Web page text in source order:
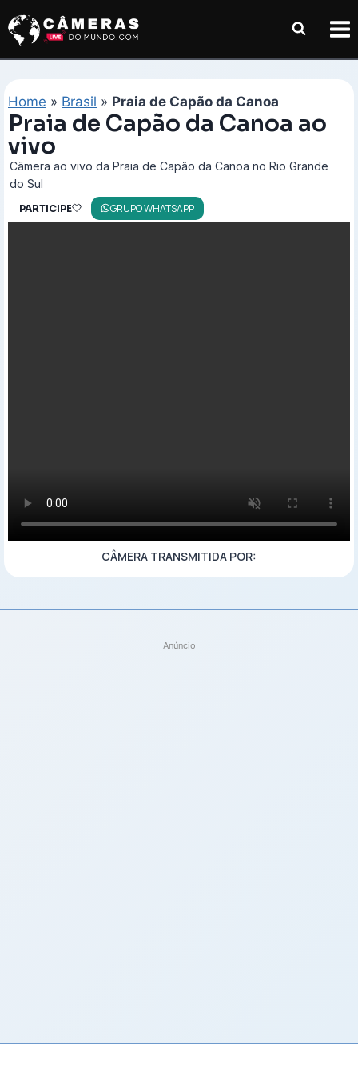
para
Home » Brasil » Praia de Capão da Canoa
Praia de Capão da Canoa ao
vivo
Câmera ao vivo da Praia de Capão da Canoa no Rio Grande
do Sul
PARTICIPE GRUPO WHATSAPP
CÂMERA TRANSMITIDA POR:
Anúncio